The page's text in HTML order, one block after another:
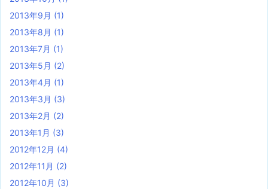
2013年9月 (1)
2013年8月 (1)
2013年7月 (1)
2013年5月 (2)
2013年4月 (1)
2013年3月 (3)
2013年2月 (2)
2013年1月 (3)
2012年12月 (4)
2012年11月 (2)
2012年10月 (3)